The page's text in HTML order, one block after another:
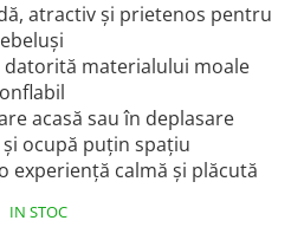
atractiv și prietenos pentru
datorită materialului moale
acasă sau în deplasare
și ocupă puțin spațiu
experiență calmă și plăcută
IN STOC